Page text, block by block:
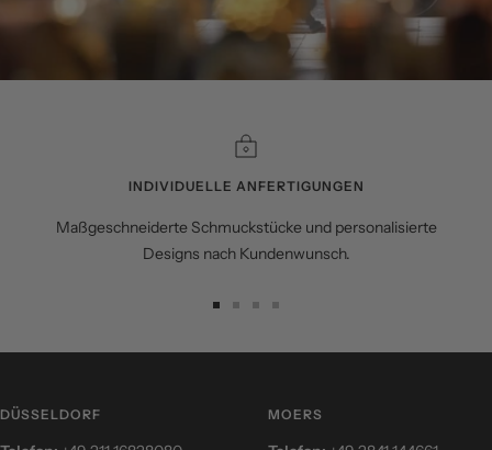
INDIVIDUELLE ANFERTIGUNGEN
Maßgeschneiderte Schmuckstücke und personalisierte
Designs nach Kundenwunsch.
DÜSSELDORF MOERS